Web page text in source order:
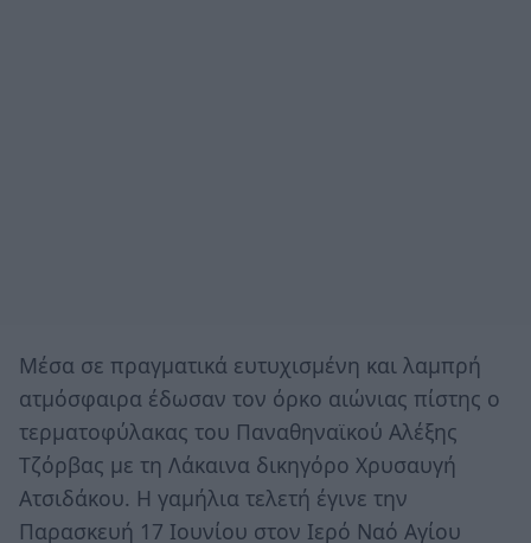
Μέσα σε πραγματικά ευτυχισμένη και λαμπρή
ατμόσφαιρα έδωσαν τον όρκο αιώνιας πίστης ο
τερματοφύλακας του Παναθηναϊκού Αλέξης
Τζόρβας με τη Λάκαινα δικηγόρο Χρυσαυγή
Ατσιδάκου. Η γαμήλια τελετή έγινε την
Παρασκευή 17 Ιουνίου στον Ιερό Ναό Αγίου